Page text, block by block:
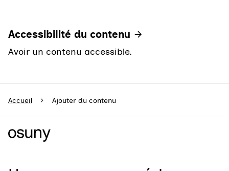
Accessibilité du contenu
Avoir un contenu accessible.
Accueil Ajouter du contenu